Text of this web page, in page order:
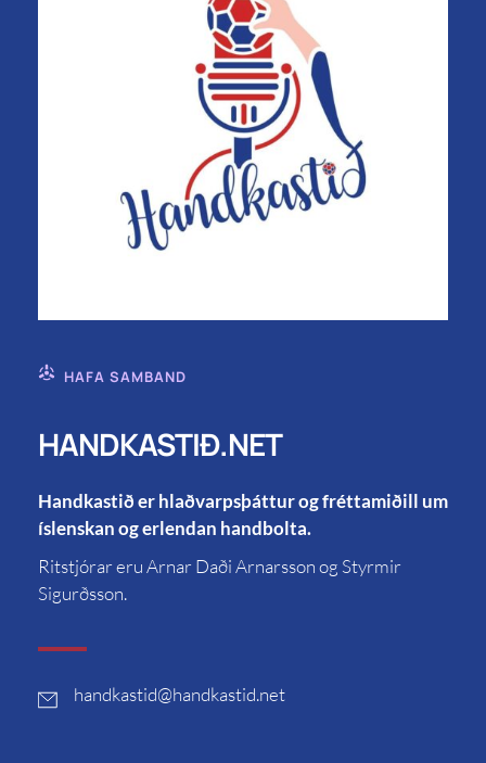
HAFA SAMBAND
HANDKASTIÐ.NET
Handkastið er hlaðvarpsþáttur og fréttamiðill um
íslenskan og erlendan handbolta.
Ritstjórar eru Arnar Daði Arnarsson og Styrmir
Sigurðsson.
handkastid@handkastid.net